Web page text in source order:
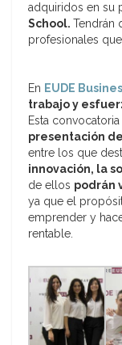
adquiridos en su
School. Tendrán
profesionales
En EUDE
trabajo y
Esta
presentación
entre los que
innovación, la
de ellos podrán
ya que el
emprender y
rentable.